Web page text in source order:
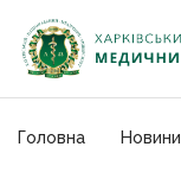
Головна Новини